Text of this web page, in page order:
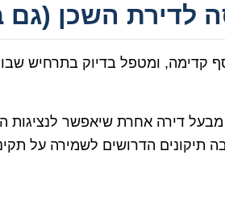
לדירת השכן (גם
קדימה, ומטפל בדיוק בתרחיש
מבעל דירה אחרת שיאפשר
תיקונים הדרושים לשמירה על